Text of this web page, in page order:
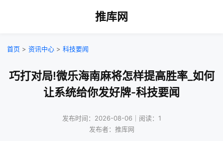
推库网
首页 > 资讯中心 > 科技要闻
巧打对局!微乐海南麻将怎样提高胜率_如何
让系统给你发好牌-科技要闻
发布时间：2026-08-06｜阅读：1
发布者：推库网